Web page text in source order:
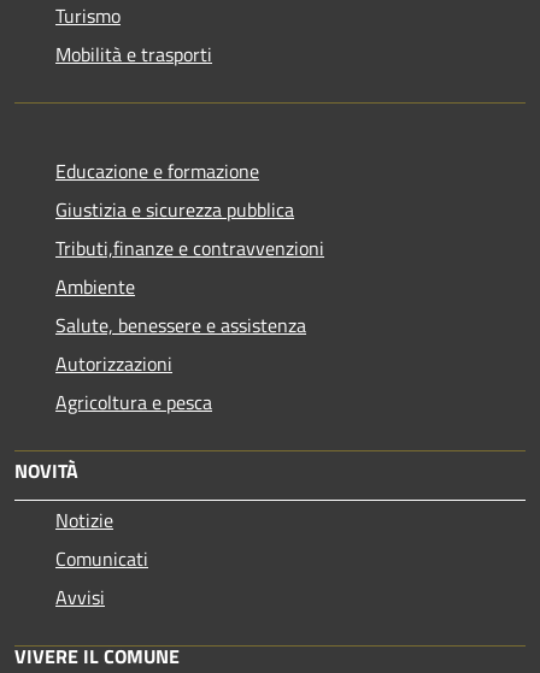
Turismo
Mobilità e trasporti
Educazione e formazione
Giustizia e sicurezza pubblica
Tributi,finanze e contravvenzioni
Ambiente
Salute, benessere e assistenza
Autorizzazioni
Agricoltura e pesca
NOVITÀ
Notizie
Comunicati
Avvisi
VIVERE IL COMUNE